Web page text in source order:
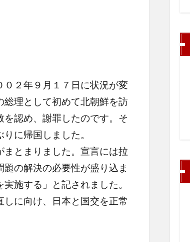
２年９月１７日に状況が変
理として初めて北朝鮮を訪
認め、謝罪したのです。そ
に帰国しました。
まとまりました。宣言には拉
の解決の必要性が盛り込ま
施する」と記されました。
に向け、日本と国交を正常